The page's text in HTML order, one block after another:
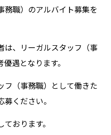
務職）のアルバイト募集を
は、リーガルスタッフ（事
遇となります。
フ（事務職）として働きた
ください。
おります。